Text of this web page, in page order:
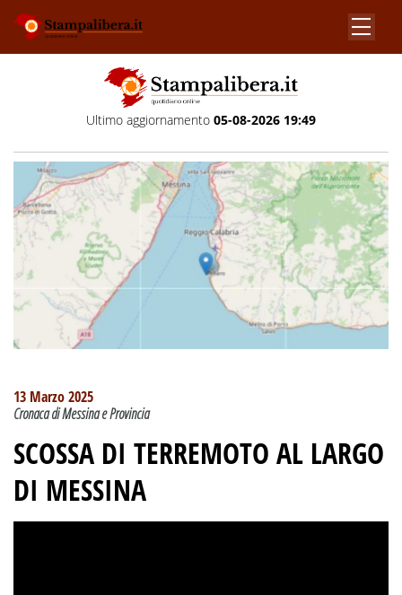
Ultimo aggiornamento 05-08-2026 19:49
13 Marzo 2025
Cronaca di Messina e Provincia
SCOSSA DI TERREMOTO AL LARGO
DI MESSINA